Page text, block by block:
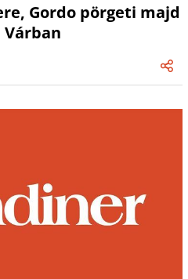
Gordo pörgeti majd